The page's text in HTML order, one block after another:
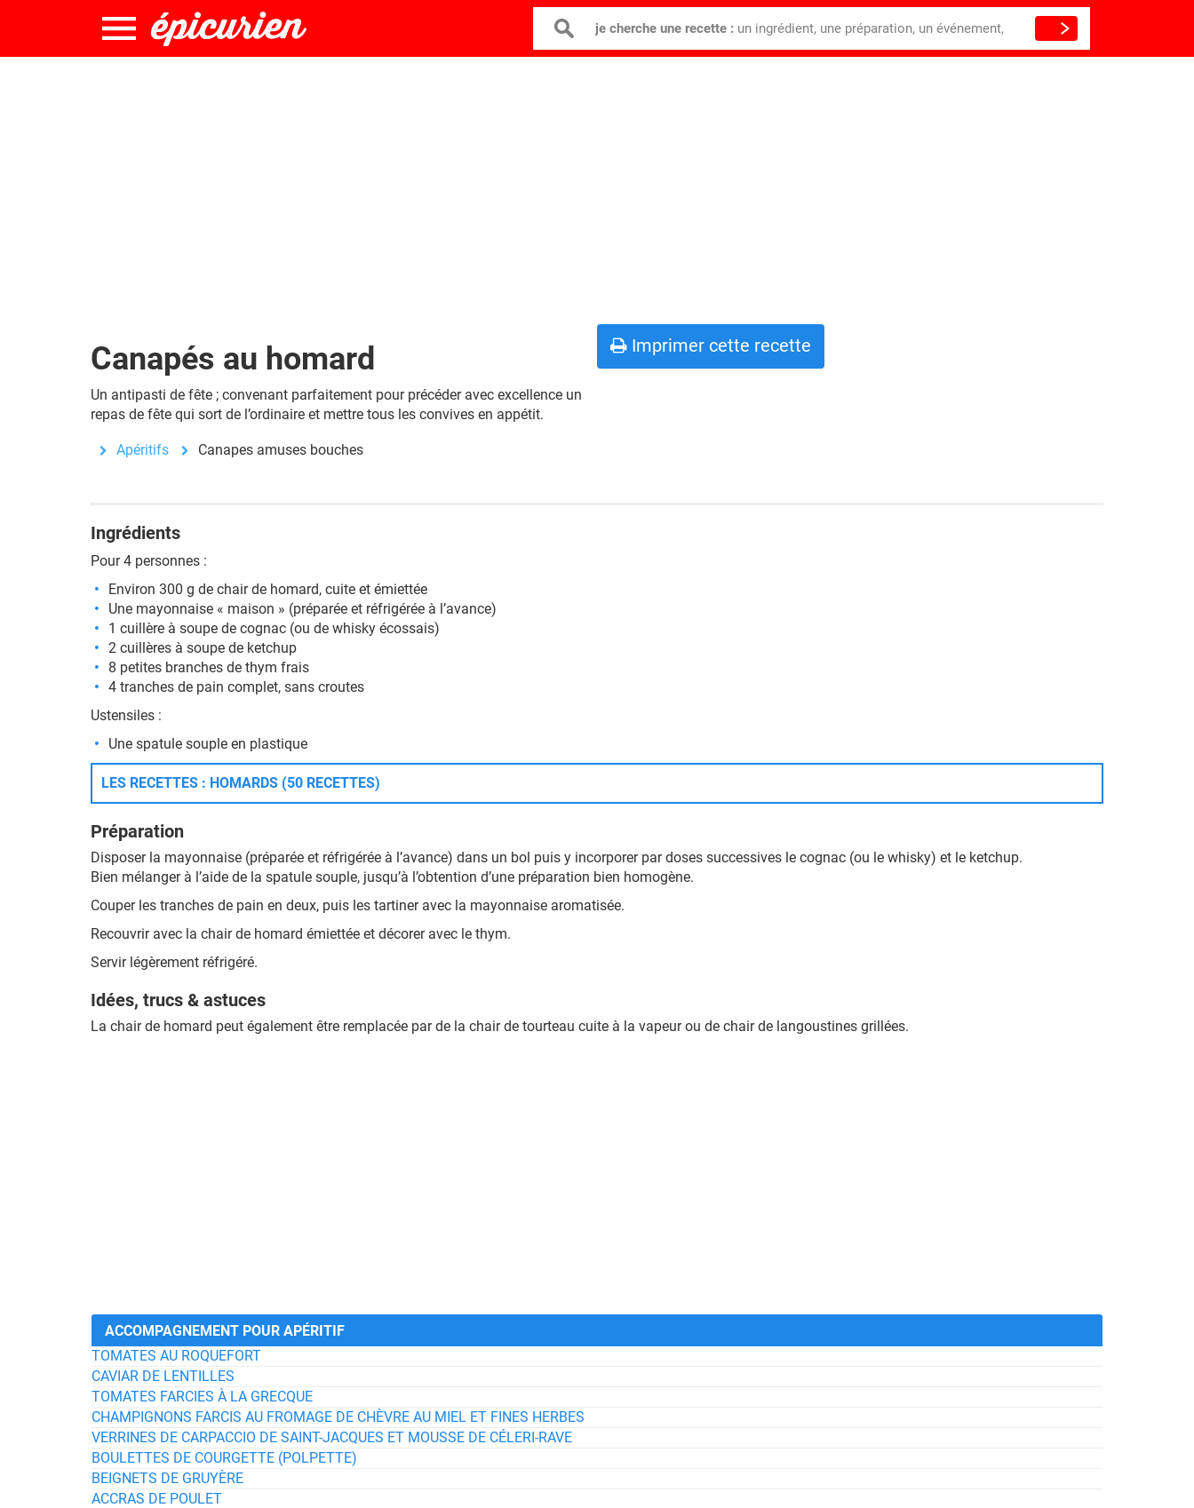
je cherche une recette : un ingrédient, une préparation, un événement,
Canapés au homard
Un antipasti de fête ; convenant parfaitement pour précéder avec excellence un
repas de fête qui sort de l’ordinaire et mettre tous les convives en appétit.
Apéritifs Canapes amuses bouches
Imprimer cette recette
Ingrédients
Pour 4 personnes :
Environ 300 g de chair de homard, cuite et émiettée
Une mayonnaise « maison » (préparée et réfrigérée à l’avance)
1 cuillère à soupe de cognac (ou de whisky écossais)
2 cuillères à soupe de ketchup
8 petites branches de thym frais
4 tranches de pain complet, sans croutes
Ustensiles :
Une spatule souple en plastique
LES RECETTES : HOMARDS (50 RECETTES)
Préparation
Disposer la mayonnaise (préparée et réfrigérée à l’avance) dans un bol puis y incorporer par doses successives le cognac (ou le whisky) et le ketchup.
Bien mélanger à l’aide de la spatule souple, jusqu’à l’obtention d’une préparation bien homogène.
Couper les tranches de pain en deux, puis les tartiner avec la mayonnaise aromatisée.
Recouvrir avec la chair de homard émiettée et décorer avec le thym.
Servir légèrement réfrigéré.
Idées, trucs & astuces
La chair de homard peut également être remplacée par de la chair de tourteau cuite à la vapeur ou de chair de langoustines grillées.
ACCOMPAGNEMENT POUR APÉRITIF
TOMATES AU ROQUEFORT
CAVIAR DE LENTILLES
TOMATES FARCIES À LA GRECQUE
CHAMPIGNONS FARCIS AU FROMAGE DE CHÈVRE AU MIEL ET FINES HERBES
VERRINES DE CARPACCIO DE SAINT-JACQUES ET MOUSSE DE CÉLERI-RAVE
BOULETTES DE COURGETTE (POLPETTE)
BEIGNETS DE GRUYÈRE
ACCRAS DE POULET